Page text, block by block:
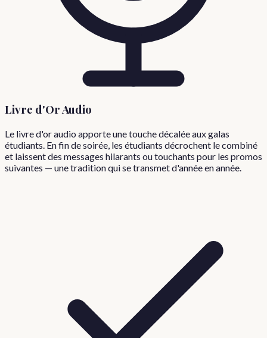
Livre d'Or Audio
Le livre d'or audio apporte une touche décalée aux galas
étudiants. En fin de soirée, les étudiants décrochent le combiné
et laissent des messages hilarants ou touchants pour les promos
suivantes — une tradition qui se transmet d'année en année.